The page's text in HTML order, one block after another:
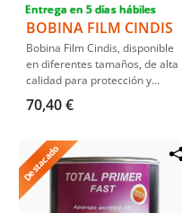
Entrega en 5 días hábiles
BOBINA FILM CINDIS
Bobina Film Cindis, disponible
en diferentes tamaños, de alta
calidad para protección y
embalaje, ideal para una
variedad de aplicaciones
Resistente y duradera, ofrece
una protección eficaz.
70,40 €
Destacado